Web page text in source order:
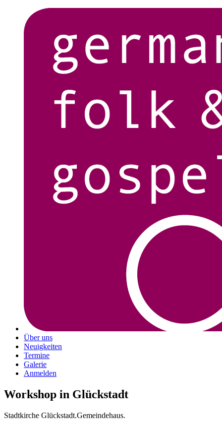
Über uns
Neuigkeiten
Termine
Galerie
Anmelden
Workshop in Glückstadt
Stadtkirche Glückstadt.Gemeindehaus.